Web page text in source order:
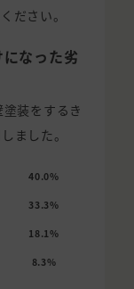
ださい。
なった劣
装をするき
ました。
40.0%
33.3%
18.1%
8.3%